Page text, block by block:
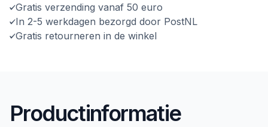
Gratis verzending vanaf 50 euro
In 2-5 werkdagen bezorgd door PostNL
Gratis retourneren in de winkel
Productinformatie